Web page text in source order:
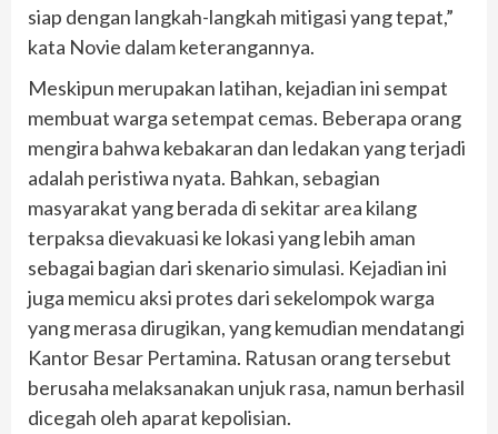
siap dengan langkah-langkah mitigasi yang tepat,”
kata Novie dalam keterangannya.
Meskipun merupakan latihan, kejadian ini sempat
membuat warga setempat cemas. Beberapa orang
mengira bahwa kebakaran dan ledakan yang terjadi
adalah peristiwa nyata. Bahkan, sebagian
masyarakat yang berada di sekitar area kilang
terpaksa dievakuasi ke lokasi yang lebih aman
sebagai bagian dari skenario simulasi. Kejadian ini
juga memicu aksi protes dari sekelompok warga
yang merasa dirugikan, yang kemudian mendatangi
Kantor Besar Pertamina. Ratusan orang tersebut
berusaha melaksanakan unjuk rasa, namun berhasil
dicegah oleh aparat kepolisian.